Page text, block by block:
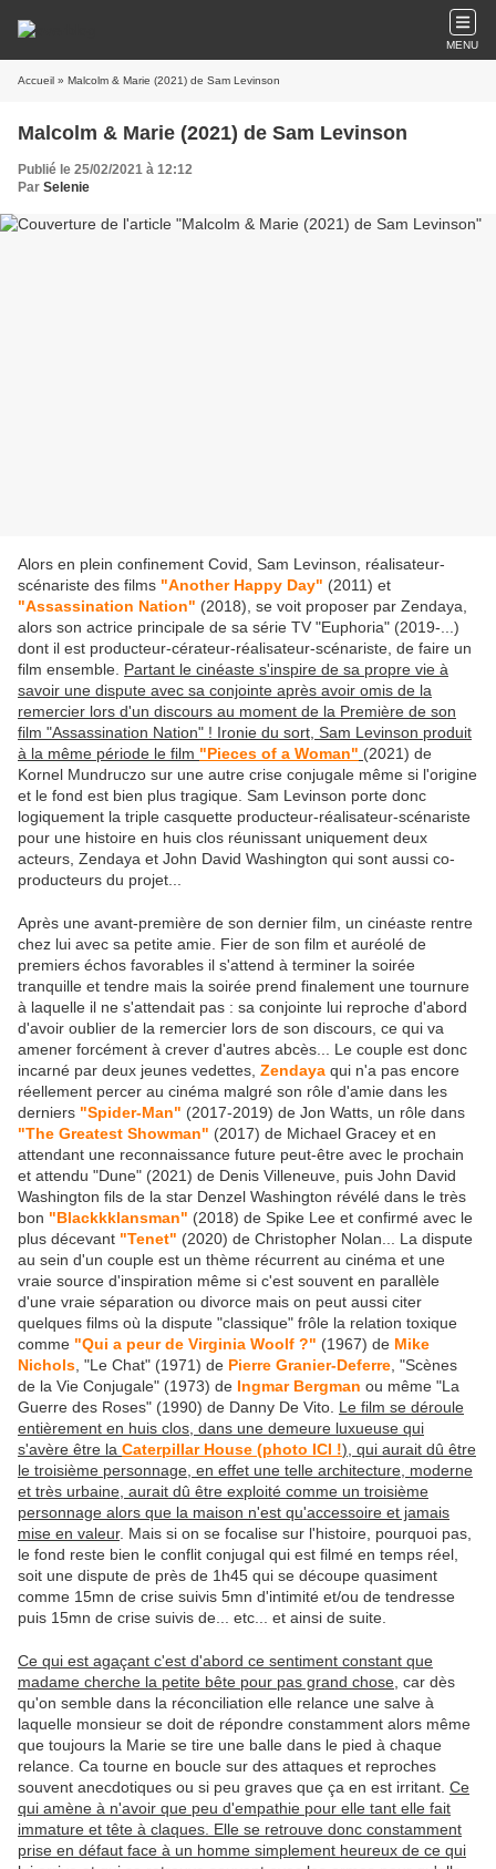
MENU
Accueil » Malcolm & Marie (2021) de Sam Levinson
Malcolm & Marie (2021) de Sam Levinson
Publié le 25/02/2021 à 12:12
Par Selenie
Alors en plein confinement Covid, Sam Levinson, réalisateur-
scénariste des films "Another Happy Day" (2011) et
"Assassination Nation" (2018), se voit proposer par Zendaya,
alors son actrice principale de sa série TV "Euphoria" (2019-...)
dont il est producteur-cérateur-réalisateur-scénariste, de faire un
film ensemble. Partant le cinéaste s'inspire de sa propre vie à
savoir une dispute avec sa conjointe après avoir omis de la
remercier lors d'un discours au moment de la Première de son
film "Assassination Nation" ! Ironie du sort, Sam Levinson produit
à la même période le film "Pieces of a Woman" (2021) de
Kornel Mundruczo sur une autre crise conjugale même si l'origine
et le fond est bien plus tragique. Sam Levinson porte donc
logiquement la triple casquette producteur-réalisateur-scénariste
pour une histoire en huis clos réunissant uniquement deux
acteurs, Zendaya et John David Washington qui sont aussi co-
producteurs du projet...
Après une avant-première de son dernier film, un cinéaste rentre
chez lui avec sa petite amie. Fier de son film et auréolé de
premiers échos favorables il s'attend à terminer la soirée
tranquille et tendre mais la soirée prend finalement une tournure
à laquelle il ne s'attendait pas : sa conjointe lui reproche d'abord
d'avoir oublier de la remercier lors de son discours, ce qui va
amener forcément à crever d'autres abcès... Le couple est donc
incarné par deux jeunes vedettes, Zendaya qui n'a pas encore
réellement percer au cinéma malgré son rôle d'amie dans les
derniers "Spider-Man" (2017-2019) de Jon Watts, un rôle dans
"The Greatest Showman" (2017) de Michael Gracey et en
attendant une reconnaissance future peut-être avec le prochain
et attendu "Dune" (2021) de Denis Villeneuve, puis John David
Washington fils de la star Denzel Washington révélé dans le très
bon "Blackkklansman" (2018) de Spike Lee et confirmé avec le
plus décevant "Tenet" (2020) de Christopher Nolan... La dispute
au sein d'un couple est un thème récurrent au cinéma et une
vraie source d'inspiration même si c'est souvent en parallèle
d'une vraie séparation ou divorce mais on peut aussi citer
quelques films où la dispute "classique" frôle la relation toxique
comme "Qui a peur de Virginia Woolf ?" (1967) de Mike
Nichols , "Le Chat" (1971) de Pierre Granier-Deferre , "Scènes
de la Vie Conjugale" (1973) de Ingmar Bergman ou même "La
Guerre des Roses" (1990) de Danny De Vito. Le film se déroule
entièrement en huis clos, dans une demeure luxueuse qui
s'avère être la Caterpillar House (photo ICI !), qui aurait dû être
le troisième personnage, en effet une telle architecture, moderne
et très urbaine, aurait dû être exploité comme un troisième
personnage alors que la maison n'est qu'accessoire et jamais
mise en valeur. Mais si on se focalise sur l'histoire, pourquoi pas,
le fond reste bien le conflit conjugal qui est filmé en temps réel,
soit une dispute de près de 1h45 qui se découpe quasiment
comme 15mn de crise suivis 5mn d'intimité et/ou de tendresse
puis 15mn de crise suivis de... etc... et ainsi de suite.
Ce qui est agaçant c'est d'abord ce sentiment constant que
madame cherche la petite bête pour pas grand chose , car dès
qu'on semble dans la réconciliation elle relance une salve à
laquelle monsieur se doit de répondre constamment alors même
que toujours la Marie se tire une balle dans le pied à chaque
relance. Ca tourne en boucle sur des attaques et reproches
souvent anecdotiques ou si peu graves que ça en est irritant. Ce
qui amène à n'avoir que peu d'empathie pour elle tant elle fait
immature et tête à claques. Elle se retrouve donc constamment
prise en défaut face à un homme simplement heureux de ce qui